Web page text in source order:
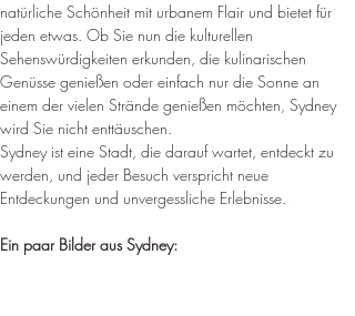
natürliche Schönheit mit urbanem Flair und bietet für
jeden etwas. Ob Sie nun die kulturellen
Sehenswürdigkeiten erkunden, die kulinarischen
Genüsse genießen oder einfach nur die Sonne an
einem der vielen Strände genießen möchten, Sydney
wird Sie nicht enttäuschen.
Sydney ist eine Stadt, die darauf wartet, entdeckt zu
werden, und jeder Besuch verspricht neue
Entdeckungen und unvergessliche Erlebnisse.
Ein paar Bilder aus Sydney: